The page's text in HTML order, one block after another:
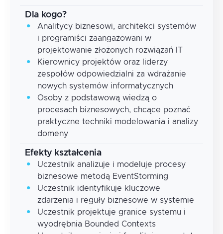
Dla kogo?
Analitycy biznesowi, architekci systemów
i programiści zaangażowani w
projektowanie złożonych rozwiązań IT
Kierownicy projektów oraz liderzy
zespołów odpowiedzialni za wdrażanie
nowych systemów informatycznych
Osoby z podstawową wiedzą o
procesach biznesowych, chcące poznać
praktyczne techniki modelowania i analizy
domeny
Efekty kształcenia
Uczestnik analizuje i modeluje procesy
biznesowe metodą EventStorming
Uczestnik identyfikuje kluczowe
zdarzenia i reguły biznesowe w systemie
Uczestnik projektuje granice systemu i
wyodrębnia Bounded Contexts